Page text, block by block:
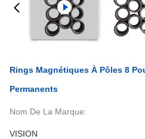
Rings Magnétiques À Pôles 8
Permanents
Nom De La Marque:
VISION